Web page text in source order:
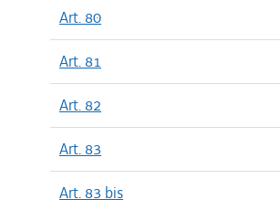
Art. 80
Art. 81
Art. 82
Art. 83
Art. 83 bis